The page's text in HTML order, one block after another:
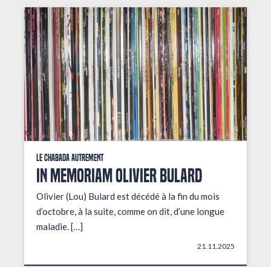
Le Chabada autrement
In Memoriam Olivier Bulard
Olivier (Lou) Bulard est décédé à la fin du mois
d’octobre, à la suite, comme on dit, d’une longue
maladie. […]
21.11.2025